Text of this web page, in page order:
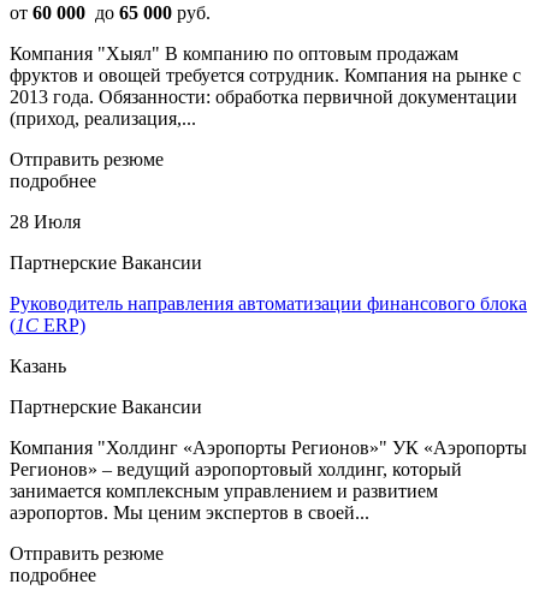
от 60 000 до 65 000 руб.
Компания "Хыял" В компанию по оптовым продажам
фруктов и овощей требуется сотрудник. Компания на рынке с
2013 года. Обязанности: обработка первичной документации
(приход, реализация,...
Отправить резюме
подробнее
28 Июля
Партнерские Вакансии
Руководитель направления автоматизации финансового блока
(1С ERP)
Казань
Партнерские Вакансии
Компания "Холдинг «Аэропорты Регионов»" УК «Аэропорты
Регионов» – ведущий аэропортовый холдинг, который
занимается комплексным управлением и развитием
аэропортов. Мы ценим экспертов в своей...
Отправить резюме
подробнее